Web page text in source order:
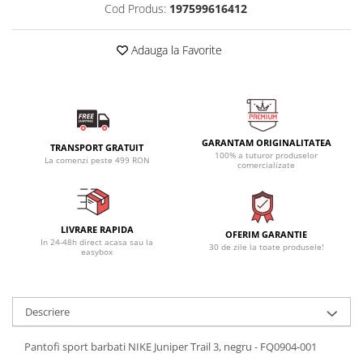
Cod Produs: 197599616412
Adauga la Favorite
TRANSPORT GRATUIT
La comenzi peste 499 RON
GARANTAM ORIGINALITATEA
100% a tuturor produselor
comercializate
LIVRARE RAPIDA
In 24-48h direct acasa sau la
easybox
OFERIM GARANTIE
30 de zile la toate produsele!
Descriere
Pantofi sport barbati NIKE Juniper Trail 3, negru - FQ0904-001